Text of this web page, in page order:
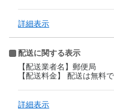
詳細表示
配送に関する表示
【配送業者名】郵便局
【配送料金】 配送は無料
詳細表示